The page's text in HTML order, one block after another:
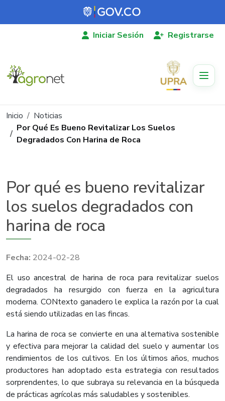
Pasar al contenido principal
Iniciar Sesión Registrarse
Ruta de navegación
Inicio
Noticias
Por Qué Es Bueno Revitalizar Los Suelos
Degradados Con Harina de Roca
Por qué es bueno revitalizar
los suelos degradados con
harina de roca
2024-02-28
El uso ancestral de harina de roca para revitalizar suelos
degradados ha resurgido con fuerza en la agricultura
moderna. CONtexto ganadero le explica la razón por la cual
está siendo utilizadas en las fincas.
La harina de roca se convierte en una alternativa sostenible
y efectiva para mejorar la calidad del suelo y aumentar los
rendimientos de los cultivos. En los últimos años, muchos
productores han adoptado esta estrategia con resultados
sorprendentes, lo que subraya su relevancia en la búsqueda
de prácticas agrícolas más saludables y sostenibles.